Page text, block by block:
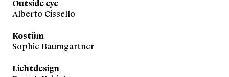
Outside eye
Alberto Cissello
Kostüm
Sophie Baumgartner
Lichtdesign